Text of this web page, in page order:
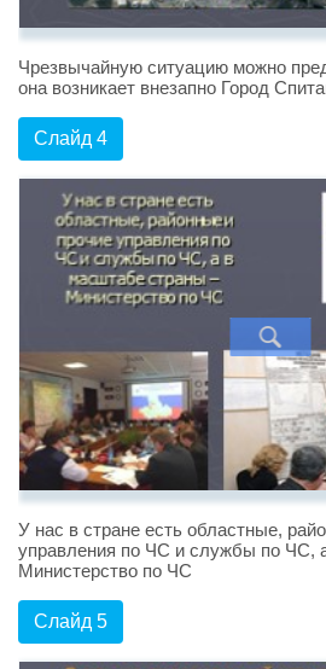
Чрезвычайную ситуацию можно
она возникает внезапно Город
Слайд 4
У нас в стране есть областные,
управления по ЧС и службы по ЧС,
Министерство по ЧС
Слайд 5